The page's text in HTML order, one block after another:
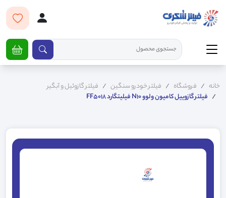
خانه فروشگاه فیلتر خودرو سنگین
فیلتر گازوئیل و آبگیر
فیلتر گازوییل کامیون ولوو N10 فیلیتگارد FF5018